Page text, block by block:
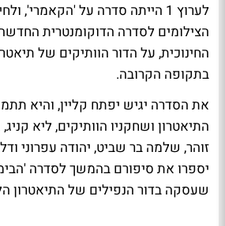
לערוץ 1 הייתה סדרה על 'הקאמרי',
הצילומים לסדרה הדוקומנטרית
החינוכית, על הדור הוותיקים של
בתקופה הקרובה.
את הסדרה יגיש יפתח קליין, והיא
התיאטרון ושחקניו הוותיקים, ליא
זוהר, שלמה בר שביט, יהודה עפרוני
יספרו את סיפורם בהמשך לסדרה
שעסקה בדור הנפילים של התיאטרון